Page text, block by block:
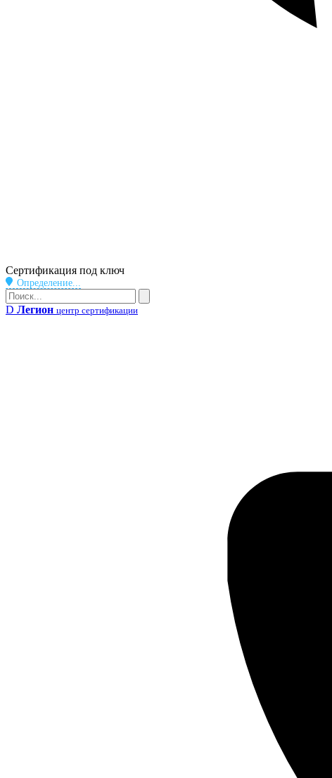
Бейдж
Сертификация под ключ
Определение...
Поиск
Поиск
D Легион центр сертификации